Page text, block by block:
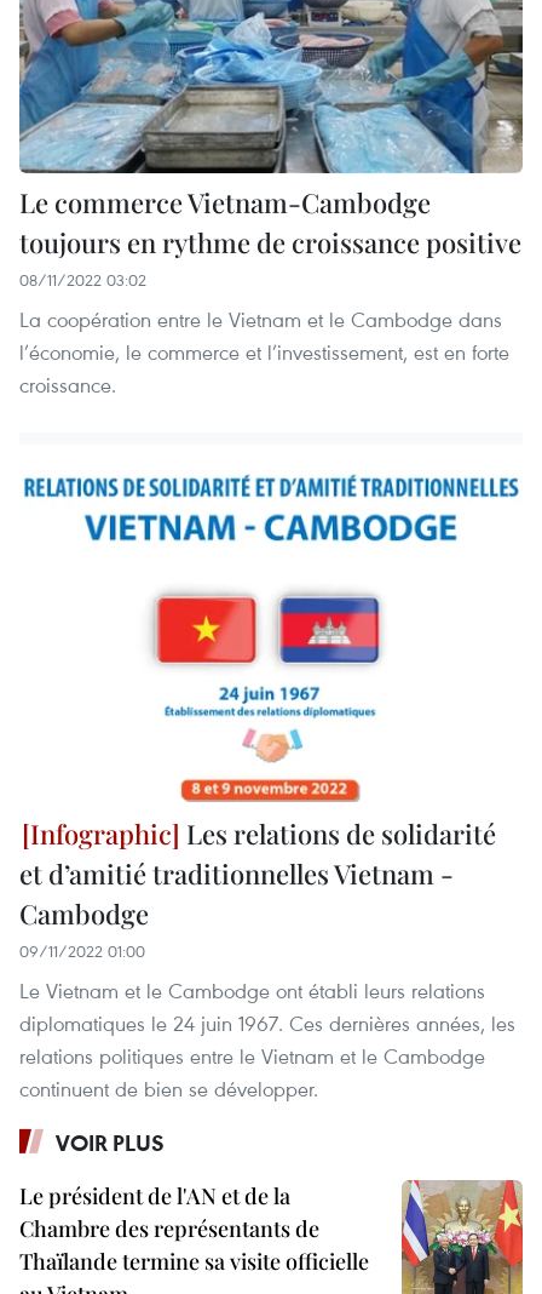
Le commerce Vietnam-Cambodge
toujours en rythme de croissance positive
08/11/2022 03:02
La coopération entre le Vietnam et le Cambodge dans
l’économie, le commerce et l’investissement, est en forte
croissance.
Les relations de solidarité
et d’amitié traditionnelles Vietnam -
Cambodge
09/11/2022 01:00
Le Vietnam et le Cambodge ont établi leurs relations
diplomatiques le 24 juin 1967. Ces dernières années, les
relations politiques entre le Vietnam et le Cambodge
continuent de bien se développer.
VOIR PLUS
Le président de l'AN et de la
Chambre des représentants de
Thaïlande termine sa visite officielle